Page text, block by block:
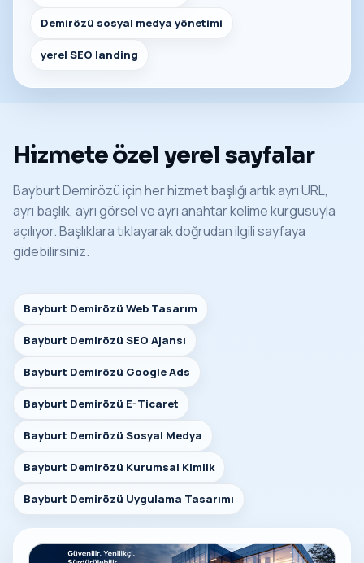
Demirözü sosyal medya yönetimi
yerel SEO landing
Hizmete özel yerel sayfalar
Bayburt Demirözü için her hizmet başlığı artık ayrı URL,
ayrı başlık, ayrı görsel ve ayrı anahtar kelime kurgusuyla
açılıyor. Başlıklara tıklayarak doğrudan ilgili sayfaya
gidebilirsiniz.
Bayburt Demirözü Web Tasarım
Bayburt Demirözü SEO Ajansı
Bayburt Demirözü Google Ads
Bayburt Demirözü E-Ticaret
Bayburt Demirözü Sosyal Medya
Bayburt Demirözü Kurumsal Kimlik
Bayburt Demirözü Uygulama Tasarımı